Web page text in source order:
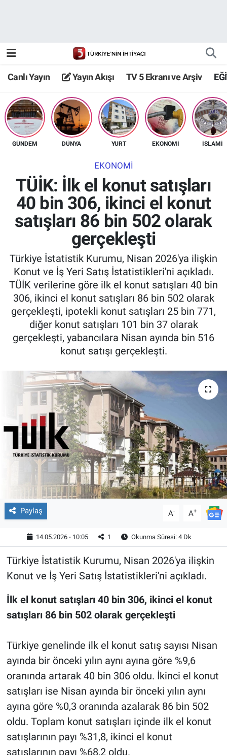
Canlı Yayın Yayın Akışı TV 5 Ekranı ve Arşiv
GÜNDEM DÜNYA YURT EKONOMİ İSLAMİ
EKONOMİ
TÜİK: İlk el konut satışları
40 bin 306, ikinci el konut
satışları 86 bin 502 olarak
gerçekleşti
Türkiye İstatistik Kurumu, Nisan 2026'ya ilişkin
Konut ve İş Yeri Satış İstatistikleri'ni açıkladı.
TÜİK verilerine göre ilk el konut satışları 40 bin
306, ikinci el konut satışları 86 bin 502 olarak
gerçekleşti, ipotekli konut satışları 25 bin 771,
diğer konut satışları 101 bin 37 olarak
gerçekleşti, yabancılara Nisan ayında bin 516
konut satışı gerçekleşti.
Paylaş A- A+
14.05.2026 - 10:05 1 Okunma Süresi: 4 Dk
Türkiye İstatistik Kurumu, Nisan 2026'ya ilişkin
Konut ve İş Yeri Satış İstatistikleri'ni açıkladı.
İlk el konut satışları 40 bin 306, ikinci el konut
satışları 86 bin 502 olarak gerçekleşti
Türkiye genelinde ilk el konut satış sayısı Nisan
ayında bir önceki yılın aynı ayına göre %9,6
oranında artarak 40 bin 306 oldu. İkinci el konut
satışları ise Nisan ayında bir önceki yılın aynı
ayına göre %0,3 oranında azalarak 86 bin 502
oldu. Toplam konut satışları içinde ilk el konut
satışlarının payı %31,8, ikinci el konut
satışlarının payı %68,2 oldu.
TV 5 Ekranı ve Arşiv